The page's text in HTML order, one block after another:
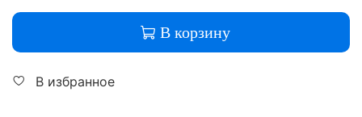
В корзину
В избранное